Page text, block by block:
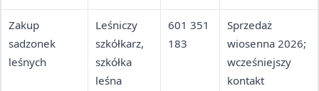
Zakup
sadzonek
leśnych
Leśniczy
szkółkarz,
szkółka
leśna
601 351
183
Sprzedaż
wiosenna 2026;
wcześniejszy
kontakt